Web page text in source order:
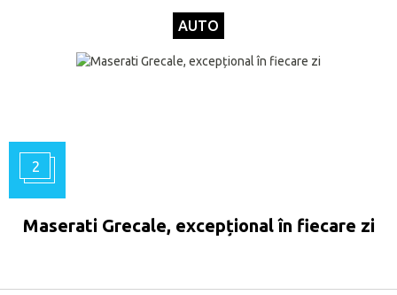
AUTO
2
Maserati Grecale, excepțional în fiecare zi